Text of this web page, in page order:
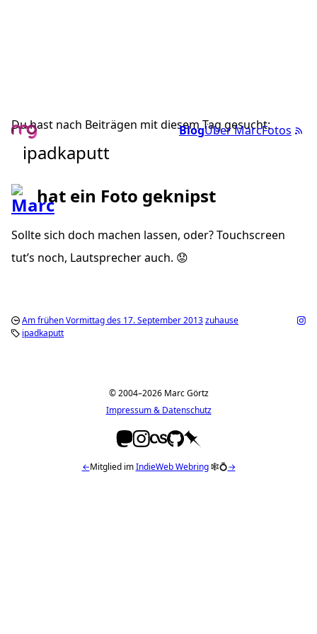
BlogÜber MarcFotos
Du hast nach Beiträgen mit diesem Tag gesucht:
ipadkaputt
hat ein Foto geknipst
Sollte sich doch machen lassen, oder? Touchscreen
tut’s noch, Lautsprecher auch. 😟
Am frühen Vormittag des 17. September 2013zuhause
ipadkaputt
© 2004–2026 Marc Görtz
Impressum & Datenschutz
←Mitglied imIndieWeb Webring🕸💍→